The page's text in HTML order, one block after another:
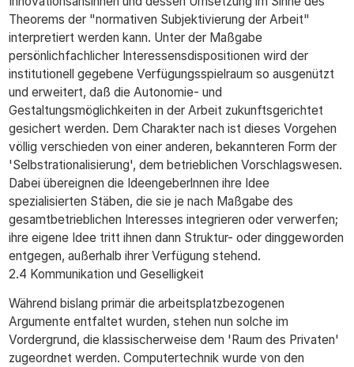
Theorems der "normativen Subjektivierung der Arbeit"
interpretiert werden kann. Unter der Maßgabe
persönlichfachlicher Interessensdispositionen wird der
institutionell gegebene Verfügungsspielraum so ausgenützt
und erweitert, daß die Autonomie- und
Gestaltungsmöglichkeiten in der Arbeit zukunftsgerichtet
gesichert werden. Dem Charakter nach ist dieses Vorgehen
völlig verschieden von einer anderen, bekannteren Form der
'Selbstrationalisierung', dem betrieblichen Vorschlagswesen.
Dabei übereignen die Ideengeberlnnen ihre Idee
spezialisierten Stäben, die sie je nach Maßgabe des
gesamtbetrieblichen Interesses integrieren oder verwerfen;
ihre eigene Idee tritt ihnen dann Struktur- oder dinggeworden
entgegen, außerhalb ihrer Verfügung stehend.
2.4 Kommunikation und Geselligkeit
Während bislang primär die arbeitsplatzbezogenen
Argumente entfaltet wurden, stehen nun solche im
Vordergrund, die klassischerweise dem 'Raum des Privaten'
zugeordnet werden. Computertechnik wurde von den